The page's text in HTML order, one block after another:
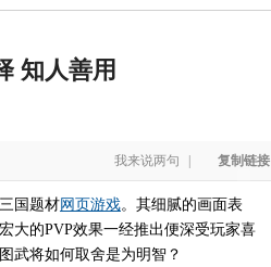
知人善用
我来说两句 复制链接
国题材网页游戏。其细腻的画面表
大的PVP效果一经推出便深受玩家喜
武将如何取舍是为明智？